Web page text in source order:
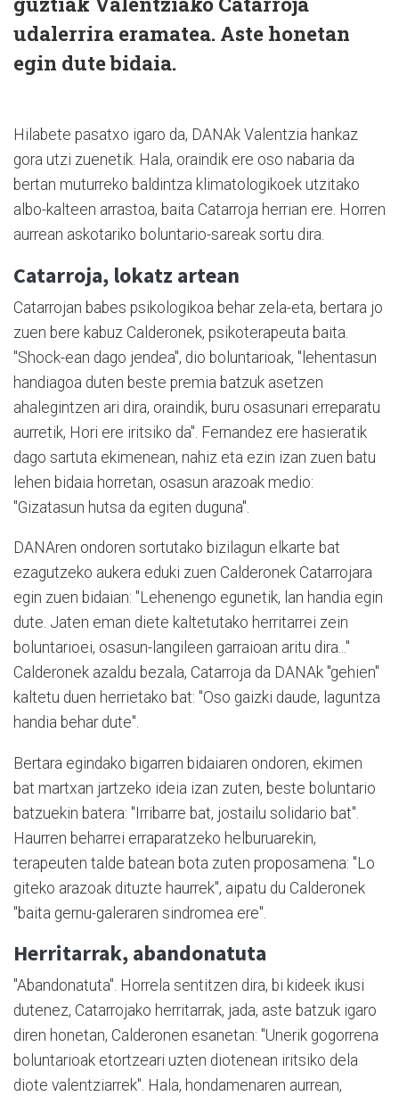
udalerrira eramatea. Aste honetan
egin dute bidaia.
Hilabete pasatxo igaro da, DANAk Valentzia hankaz
gora utzi zuenetik. Hala, oraindik ere oso nabaria da
bertan muturreko baldintza klimatologikoek utzitako
albo-kalteen arrastoa, baita Catarroja herrian ere. Horren
aurrean askotariko boluntario-sareak sortu dira.
Catarroja, lokatz artean
Catarrojan babes psikologikoa behar zela-eta, bertara jo
zuen bere kabuz Calderonek, psikoterapeuta baita.
"Shock-ean dago jendea", dio boluntarioak, "lehentasun
handiagoa duten beste premia batzuk asetzen
ahalegintzen ari dira, oraindik, buru osasunari erreparatu
aurretik, Hori ere iritsiko da". Fernandez ere hasieratik
dago sartuta ekimenean, nahiz eta ezin izan zuen batu
lehen bidaia horretan, osasun arazoak medio:
"Gizatasun hutsa da egiten duguna".
DANAren ondoren sortutako bizilagun elkarte bat
ezagutzeko aukera eduki zuen Calderonek Catarrojara
egin zuen bidaian: "Lehenengo egunetik, lan handia egin
dute. Jaten eman diete kaltetutako herritarrei zein
boluntarioei, osasun-langileen garraioan aritu dira..."
Calderonek azaldu bezala, Catarroja da DANAk "gehien"
kaltetu duen herrietako bat: "Oso gaizki daude, laguntza
handia behar dute".
Bertara egindako bigarren bidaiaren ondoren, ekimen
bat martxan jartzeko ideia izan zuten, beste boluntario
batzuekin batera: "Irribarre bat, jostailu solidario bat".
Haurren beharrei erraparatzeko helburuarekin,
terapeuten talde batean bota zuten proposamena: "Lo
giteko arazoak dituzte haurrek", aipatu du Calderonek
"baita gernu-galeraren sindromea ere".
Herritarrak, abandonatuta
"Abandonatuta". Horrela sentitzen dira, bi kideek ikusi
dutenez, Catarrojako herritarrak, jada, aste batzuk igaro
diren honetan, Calderonen esanetan: "Unerik gogorrena
boluntarioak etortzeari uzten diotenean iritsiko dela
diote valentziarrek". Hala, hondamenaren aurrean,